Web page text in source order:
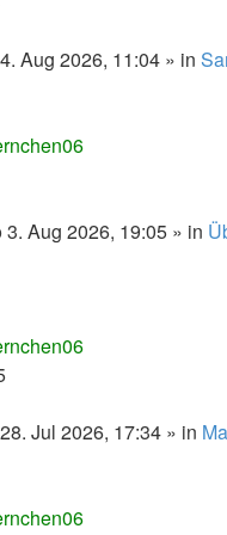
Aug 2026, 11:04 » in
3. Aug 2026, 19:05 » in
Jul 2026, 17:34 » in